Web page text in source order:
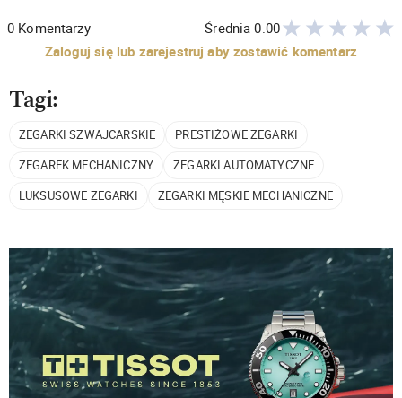
0 Komentarzy Średnia0.00
Zaloguj się lub zarejestruj aby zostawić komentarz
Tagi:
ZEGARKI SZWAJCARSKIE
PRESTIŻOWE ZEGARKI
ZEGAREK MECHANICZNY
ZEGARKI AUTOMATYCZNE
LUKSUSOWE ZEGARKI
ZEGARKI MĘSKIE MECHANICZNE